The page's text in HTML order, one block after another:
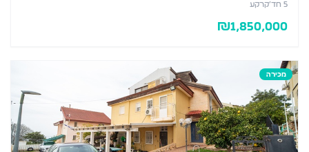
5 חד׳קרקע
₪1,850,000
מכירה